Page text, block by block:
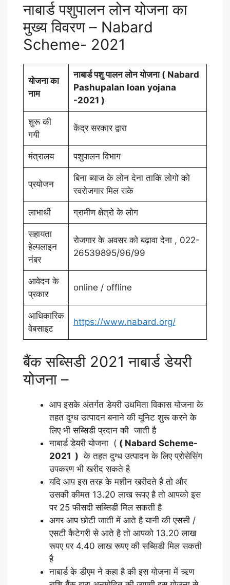
नाबार्ड पशुपालन लोन योजना का
मुख्य विवरण – Nabard
Scheme- 2021
योजना का
नाम
नाबार्ड पशु पालन लोन योजना ( Nabard
Pashupalan loan yojana
-2021 )
शुरू की
गयी
केंद्र सरकार द्वारा
मंत्रालय पशुपालन विभाग
प्रयोजन
बिना ब्याज के लोन देना ताकि लोगो को
स्वरोजगार मिल सके
लाभार्थी ग्रामीण क्षेत्रो के लोग
सहायता
हेल्पलाइन
नंबर
रोजगार के अवसर को बढ़ावा देना , 022-
26539895/96/99
आवेदन के
प्रकार
online / offline
आधिकारिक
वेबसाइट
https://www.nabard.org/
बैंक सब्सिडी 2021 नाबार्ड डेयरी
योजना –
आप इसके अंतर्गत डेयरी उधमिता विकास योजना के
तहत दुग्ध उत्पादन बनाने की यूनिट शुरू करने के
लिए भी सब्सिडी प्रदान की जाती है
नाबार्ड डेयरी योजना ( ( Nabard Scheme-
2021 ) के तहत दुग्ध उत्पादन के लिए प्रोसेसिंग
उपकरण भी खरीद सकते है
यदि आप इस तरह के मशीन खरीदते है तो और
उसकी कीमत 13.20 लाख रूपए है तो आपको इस
पर 25 फीसदी सब्सिडी मिल सकती है
अगर आप छोटी जाती में आते है यानी की एससी /
एसटी कैटेगरी से आते है तो आपको 13.20 लाख
रूपए पर 4.40 लाख रूपए की सब्सिडी मिल सकती
है
नाबार्ड के डीएम ने कहा है की इस योजना में ऋण